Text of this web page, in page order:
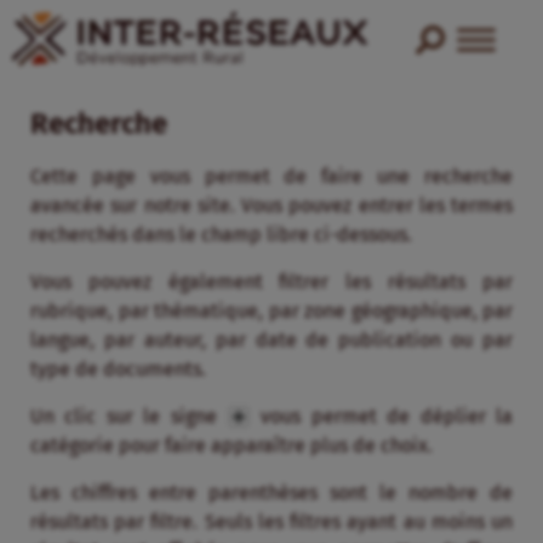
Recherche
Cette page vous permet de faire une recherche
avancée sur notre site. Vous pouvez entrer les termes
recherchés dans le champ libre ci-dessous.
Vous pouvez également filtrer les résultats par
rubrique, par thématique, par zone géographique, par
langue, par auteur, par date de publication ou par
type de documents.
Un clic sur le signe
vous permet de déplier la
catégorie pour faire apparaître plus de choix.
Les chiffres entre parenthèses sont le nombre de
résultats par filtre. Seuls les filtres ayant au moins un